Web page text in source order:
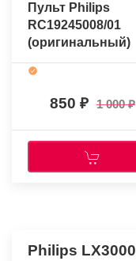
Пульт Philips
RC19245008/01
(оригинальный)
850 1 000
Philips LX3000